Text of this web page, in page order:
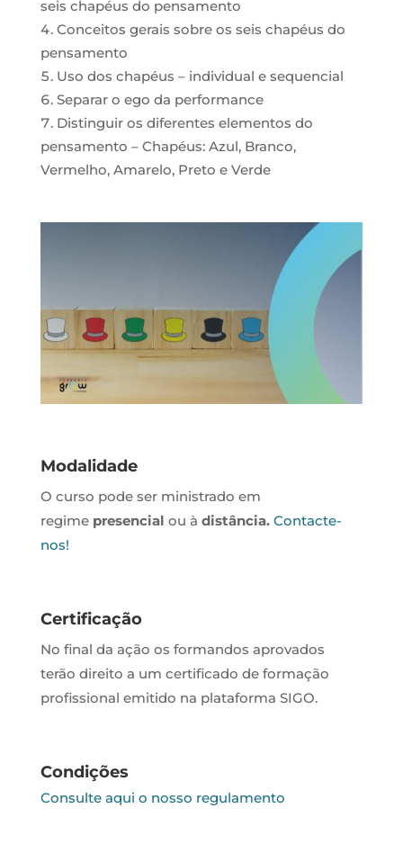
seis chapéus do pensamento
Conceitos gerais sobre os seis chapéus do
pensamento
Uso dos chapéus – individual e sequencial
Separar o ego da performance
Distinguir os diferentes elementos do
pensamento – Chapéus: Azul, Branco,
Vermelho, Amarelo, Preto e Verde
Modalidade
O curso pode ser ministrado em
regime presencial ou à distância. Contacte-
nos!
Certificação
No final da ação os formandos aprovados
terão direito a um certificado de formação
profissional emitido na plataforma SIGO.
Condições
Consulte aqui o nosso regulamento